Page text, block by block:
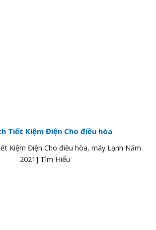
Tiết Kiệm Điện Cho điều hòa
Kiệm Điện Cho điều hòa, máy Lạnh Năm
2021] Tìm Hiểu